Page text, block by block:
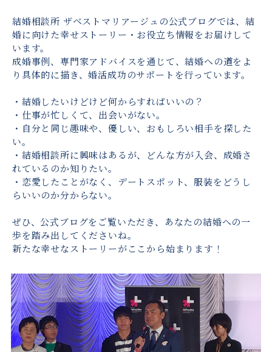
結婚相談所 ザベストマリアージュの公式ブログでは、結
婚に向けた幸せストーリー・お役立ち情報をお届けして
います。
成婚事例、専門家アドバイスを通じて、結婚への道をよ
り具体的に描き、婚活成功のサポートを行っています。
・結婚したいけどけど何からすればいいの？
・仕事が忙しくて、出会いがない。
・自分と同じ趣味や、優しい、おもしろい相手を探した
い。
・結婚相談所に興味はあるが、どんな方が入会、成婚さ
れているのか知りたい。
・恋愛したことがなく、デートスポット、服装をどうし
らいいのか分からない。
ぜひ、公式ブログをご覧いただき、あなたの結婚への一
歩を踏み出してくださいね。
新たな幸せなストーリーがここから始まります！